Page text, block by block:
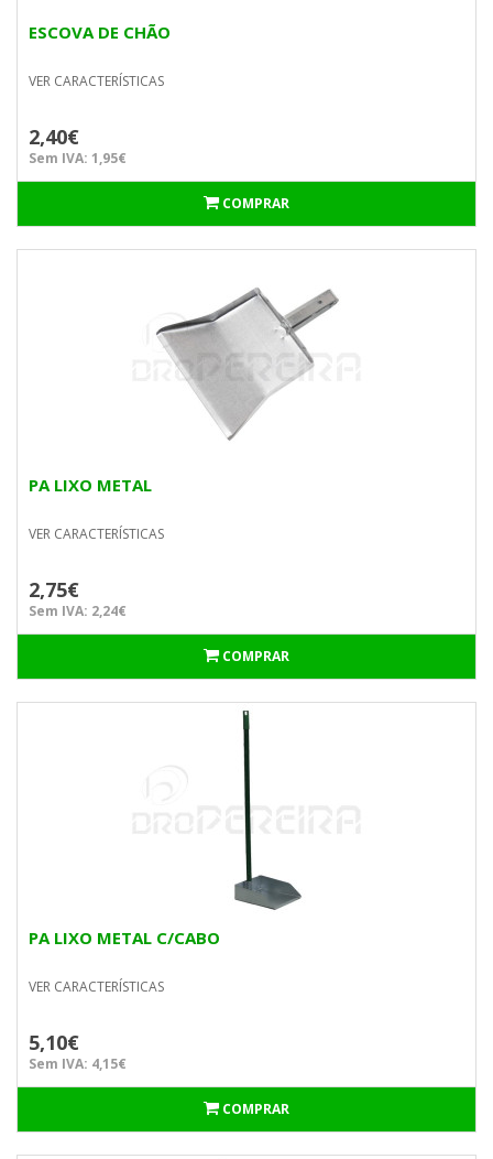
ESCOVA DE CHÃO
VER CARACTERÍSTICAS
2,40€
Sem IVA: 1,95€
COMPRAR
PA LIXO METAL
VER CARACTERÍSTICAS
2,75€
Sem IVA: 2,24€
COMPRAR
PA LIXO METAL C/CABO
VER CARACTERÍSTICAS
5,10€
Sem IVA: 4,15€
COMPRAR